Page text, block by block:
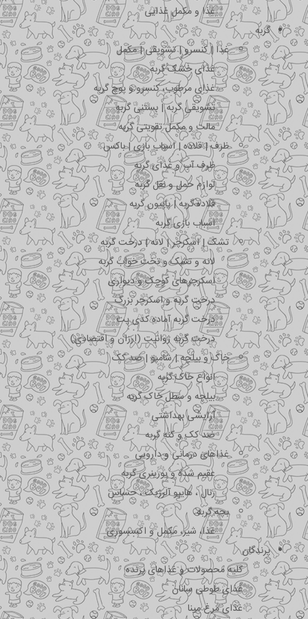
غذا و مکمل غذایی
گربه
غذا | کنسرو | تشویقی | مکمل
غذای خشک گربه
غذای مرطوب، کنسرو و پوچ گربه
تشویقی گربه | بستنی گربه
مالت و مکمل تقویتی گربه
ظرف | قلاده | اسباب بازی | باکس
ظرف آب و غذای گربه
لوازم حمل و نقل گربه
قلاده گربه | پاپیون گربه
اسباب بازی گربه
تشک | اسکرچر | لانه | درخت گربه
لانه و تشک و تخت خواب گربه
اسکرچرهای کوچک و دیواری
درخت گربه و اسکرچر بزرگ
درخت گربه آماده کدی پت
درخت گربه ژوانیت (ارزان و اقتصادی)
خاک و بیلچه | شامپو | ضد کک
انواع خاک گربه
بیلچه و سطل خاک گربه
آرایشی بهداشتی
ضد کک و کنه گربه
غذاهای درمانی و دارویی
عقیم شده و یورینری گربه
رنال ، هایپو آلرژیک ، حساس
بچه گربه
غذا، شیر، مکمل و اکسسوری
پرندگان
کلیه محصولات و غذاهای پرنده
غذای طوطی سانان
غذای مرغ مینا